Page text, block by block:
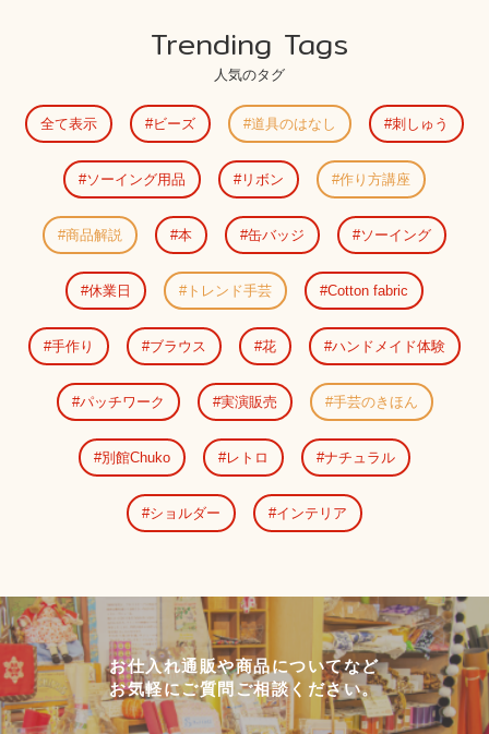
Trending Tags
人気のタグ
全て表示 ビーズ 道具のはなし 刺しゅう
ソーイング用品 リボン 作り方講座
商品解説 本 缶バッジ ソーイング
休業日 トレンド手芸 Cotton fabric
手作り ブラウス 花 ハンドメイド体験
パッチワーク 実演販売 手芸のきほん
別館Chuko レトロ ナチュラル
ショルダー インテリア
お仕入れ通販や商品についてなど
お気軽にご質問ご相談ください。